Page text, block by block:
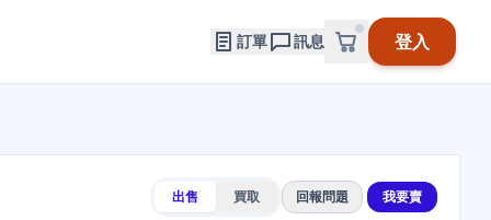
訂單 訊息 登入
出售 買取 回報問題 我要賣